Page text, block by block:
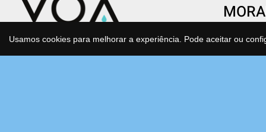
Transforme o gesto de beber água
Usamos cookies para melhorar a experiência. Pode aceitar ou